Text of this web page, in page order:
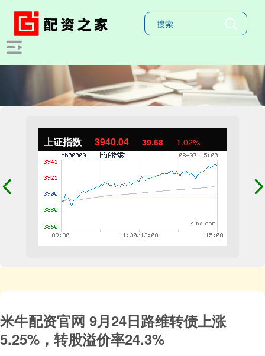
上证指数 3940.04 39.68 1.02%
米牛配资官网 9月24日路维转债上涨
5.25%，转股溢价率24.3%